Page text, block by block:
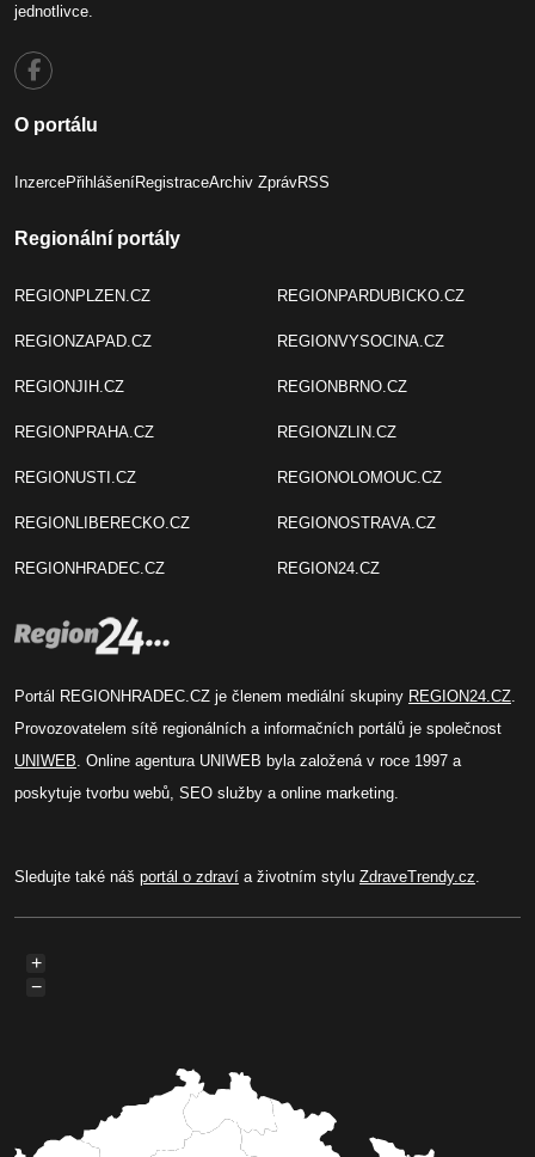
jednotlivce.
O portálu
InzercePřihlášeníRegistraceArchiv ZprávRSS
Regionální portály
REGIONPLZEN.CZ
REGIONZAPAD.CZ
REGIONJIH.CZ
REGIONPRAHA.CZ
REGIONUSTI.CZ
REGIONLIBERECKO.CZ
REGIONHRADEC.CZ
REGIONPARDUBICKO.CZ
REGIONVYSOCINA.CZ
REGIONBRNO.CZ
REGIONZLIN.CZ
REGIONOLOMOUC.CZ
REGIONOSTRAVA.CZ
REGION24.CZ
Portál REGIONHRADEC.CZ je členem mediální skupiny REGION24.CZ
Provozovatelem sítě regionálních a informačních portálů je společnost
UNIWEB . Online agentura UNIWEB byla založená v roce 1997 a
poskytuje tvorbu webů, SEO služby a online marketing.
Sledujte také náš portál o zdraví a životním stylu ZdraveTrendy.cz
+
−